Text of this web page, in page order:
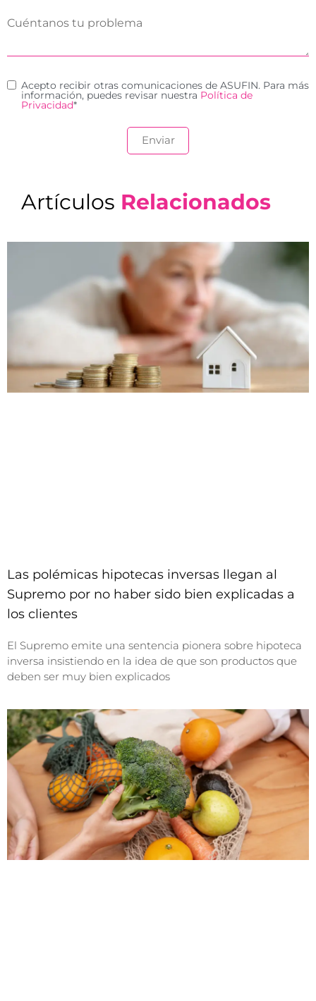
Acepto recibir otras comunicaciones de ASUFIN. Para más
información, puedes revisar nuestra Política de
Privacidad*
Artículos Relacionados
Las polémicas hipotecas inversas llegan al
Supremo por no haber sido bien explicadas a
los clientes
El Supremo emite una sentencia pionera sobre hipoteca
inversa insistiendo en la idea de que son productos que
deben ser muy bien explicados